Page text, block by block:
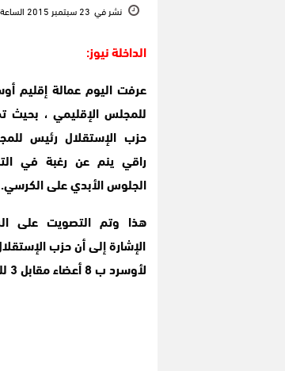
نشر في 23 سبتمبر 2015 الساعة 1 و 42 دقيقة
الداخلة نيوز:
عرفت اليوم عمالة إقليم
للمجلس الإقليمي ، بحيث
حزب الإستقلال رئيس
راقي ينم عن رغبة في
الجلوس الأبدي على الكرسي.
هذا وتم التصويت على
الإشارة إلى أن حزب
لأوسرد ب 8 أعضاء مقابل 3 للحركة الشعبية.